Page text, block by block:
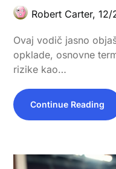
Robert Carter,12/
Ovaj vodič jasno
opklade, osnovne
rizike kao…
Continue Reading